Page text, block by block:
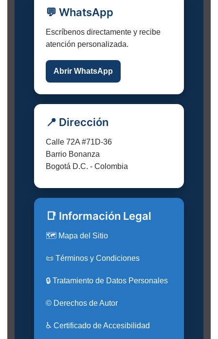
💬 WhatsApp
Escríbenos directamente y recibe
atención personalizada.
Abrir WhatsApp
📍 Dirección
Calle 72A #71D-36
Barrio Bonanza
Bogotá D.C. - Colombia
📑 Información Legal
🗺️ Mapa del Sitio
📜 Términos y Condiciones
🔒 Tratamiento de Datos Personales
© Derechos de Autor
♿ Certificado de Accesibilidad